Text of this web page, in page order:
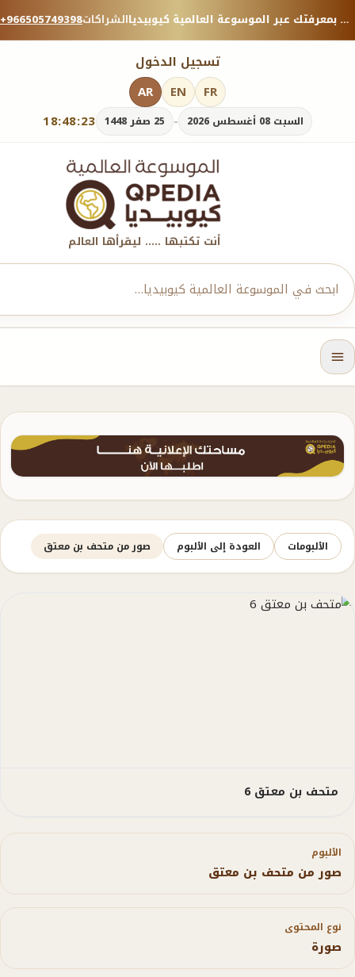
+966505749398الشراكات منصة معرفية موثوقة — شارك بمعرفتك عبر الموسوعة العالمية كيوبيديا.
تسجيل الدخول
18:48:24 السبت 08 أغسطس 2026 - 25 صفر 1448
AR EN FR
أنت تكتبها ..... ليقرأها العالم
الألبومات العودة إلى الألبوم صور من متحف بن معتق
متحف بن معتق 6
الألبوم
صور من متحف بن معتق
نوع المحتوى
صورة